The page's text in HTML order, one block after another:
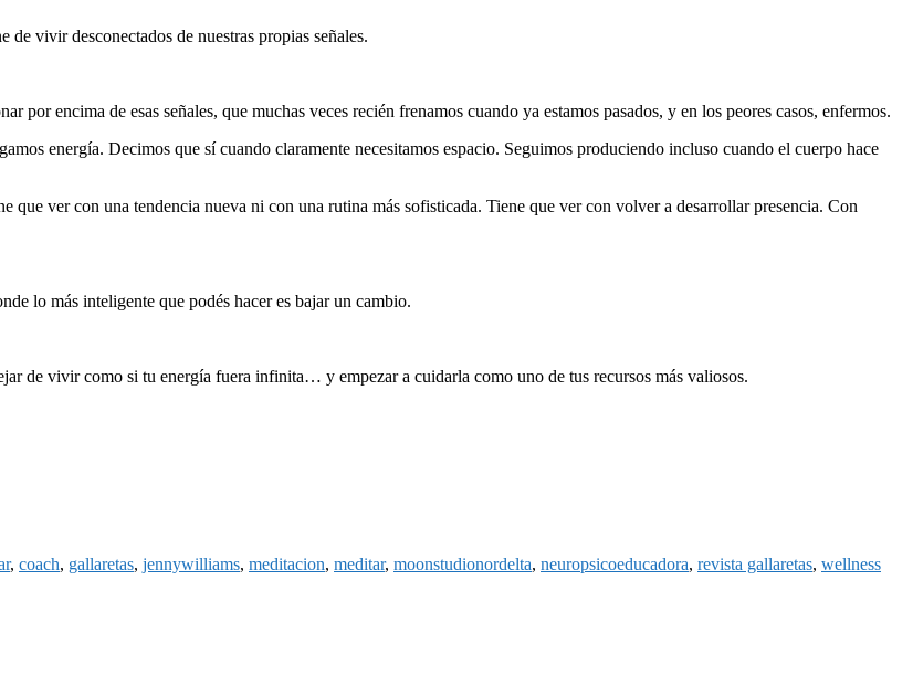
de vivir desconectados de nuestras propias señales.
por encima de esas señales, que muchas veces recién frenamos cuando ya estamos pasados, y en los peores casos, enfermos.
energía. Decimos que sí cuando claramente necesitamos espacio. Seguimos produciendo incluso cuando el cuerpo hace
que ver con una tendencia nueva ni con una rutina más sofisticada. Tiene que ver con volver a desarrollar presencia. Con
lo más inteligente que podés hacer es bajar un cambio.
de vivir como si tu energía fuera infinita… y empezar a cuidarla como uno de tus recursos más valiosos.
, coach, gallaretas, jennywilliams, meditacion, meditar, moonstudionordelta, neuropsicoeducadora, revista gallaretas, wellness